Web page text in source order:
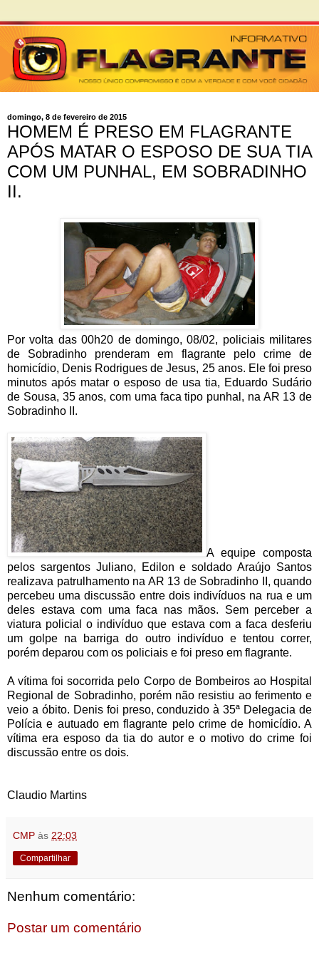
domingo, 8 de fevereiro de 2015
HOMEM É PRESO EM FLAGRANTE
APÓS MATAR O ESPOSO DE SUA TIA
COM UM PUNHAL, EM SOBRADINHO
II.
Por volta das 00h20 de domingo, 08/02, policiais militares
de Sobradinho prenderam em flagrante pelo crime de
homicídio, Denis Rodrigues de Jesus, 25 anos. Ele foi preso
minutos após matar o esposo de usa tia, Eduardo Sudário
de Sousa, 35 anos, com uma faca tipo punhal, na AR 13 de
Sobradinho II.
A equipe composta
pelos sargentos Juliano, Edilon e soldado Araújo Santos
realizava patrulhamento na AR 13 de Sobradinho II, quando
percebeu uma discussão entre dois indivíduos na rua e um
deles estava com uma faca nas mãos. Sem perceber a
viatura policial o indivíduo que estava com a faca desferiu
um golpe na barriga do outro indivíduo e tentou correr,
porém deparou com os policiais e foi preso em flagrante.
A vítima foi socorrida pelo Corpo de Bombeiros ao Hospital
Regional de Sobradinho, porém não resistiu ao ferimento e
veio a óbito. Denis foi preso, conduzido à 35ª Delegacia de
Polícia e autuado em flagrante pelo crime de homicídio. A
vítima era esposo da tia do autor e o motivo do crime foi
discussão entre os dois.
Claudio Martins
CMP às 22:03
Compartilhar
Nenhum comentário:
Postar um comentário